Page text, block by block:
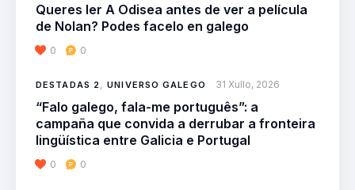
Queres ler A Odisea antes de ver a película
de Nolan? Podes facelo en galego
0 0
DESTADAS 2 ,UNIVERSO GALEGO 31 Xullo, 2026
“Falo galego, fala-me português”: a
campaña que convida a derrubar a fronteira
lingüística entre Galicia e Portugal
0 0